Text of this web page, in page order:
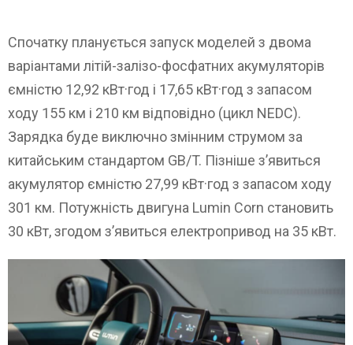
Спочатку планується запуск моделей з двома
варіантами літій-залізо-фосфатних акумуляторів
ємністю 12,92 кВт·год і 17,65 кВт·год з запасом
ходу 155 км і 210 км відповідно (цикл NEDC).
Зарядка буде виключно змінним струмом за
китайським стандартом GB/T. Пізніше з’явиться
акумулятор ємністю 27,99 кВт·год з запасом ходу
301 км. Потужність двигуна Lumin Corn становить
30 кВт, згодом з’явиться електропривод на 35 кВт.